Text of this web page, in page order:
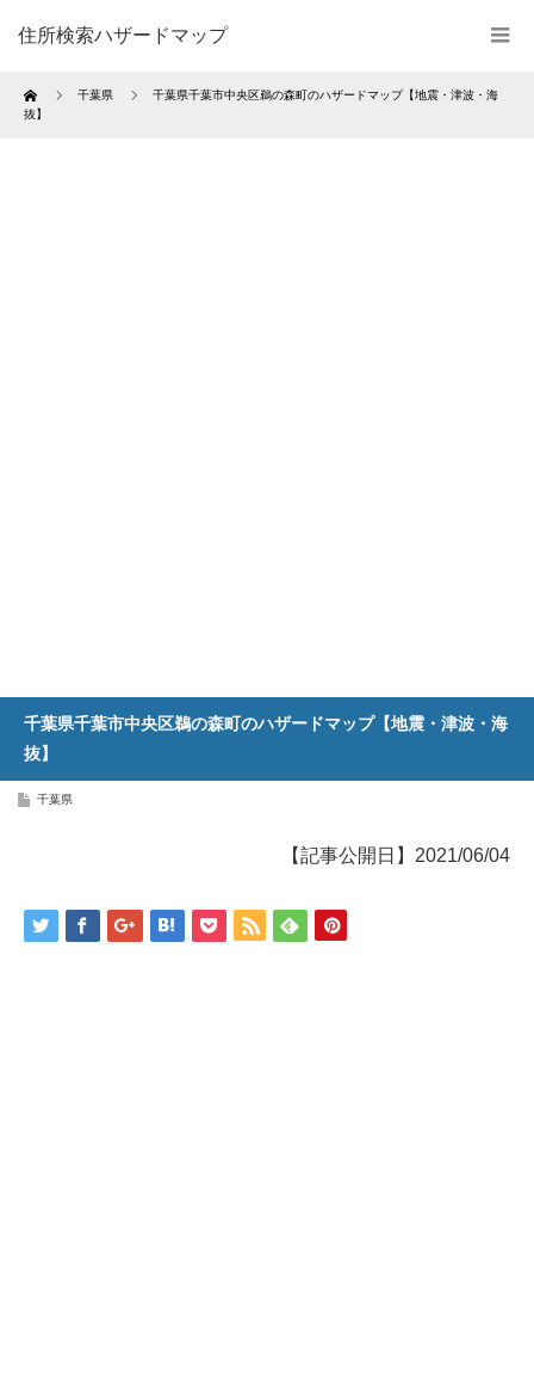
住所検索ハザードマップ
Home 千葉県
千葉県千葉市中央区鵜の森町のハザードマップ【地震・津波・海
抜】
千葉県千葉市中央区鵜の森町のハザードマップ【地震・津波・海
抜】
千葉県
【記事公開日】2021/06/04